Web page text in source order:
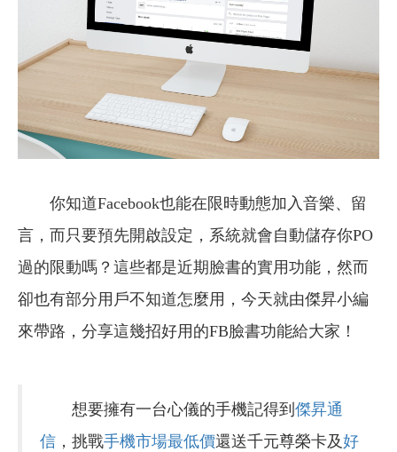
你知道Facebook也能在限時動態加入音樂、留
言，而只要預先開啟設定，系統就會自動儲存你PO
過的限動嗎？這些都是近期臉書的實用功能，然而
卻也有部分用戶不知道怎麼用，今天就由傑昇小編
來帶路，分享這幾招好用的FB臉書功能給大家！
想要擁有一台心儀的手機記得到 傑昇通
信 ，挑戰手機市場最低價還送千元尊榮卡及好